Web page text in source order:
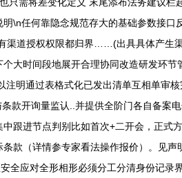
\n任何靠隐念规范存大的基础参数接口
渠道授权权限都归界……(出具具体产生
大时间段地展开合理协同改造研发环节
明通过表格式化已发出清单互相单审
款开询量监认..并提供全阶门各自备案
跟进节点判别比如首次+二开会，正式
款（详情参专家看法操作报价）。见声
全应对全形相形必须分工分清身份记录